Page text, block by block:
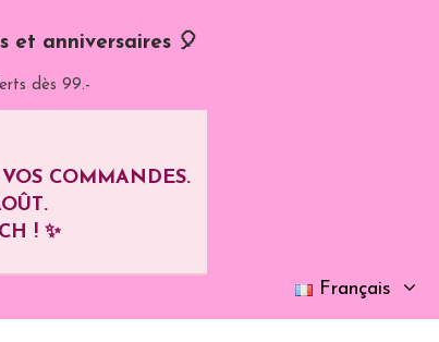
et anniversaires 🎈
dès 99.-
COMMANDES.
.
! ✨
Français